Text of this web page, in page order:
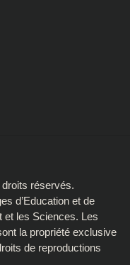
réservés.
d’Education et de
et les Sciences. Les
la propriété exclusive
de reproductions